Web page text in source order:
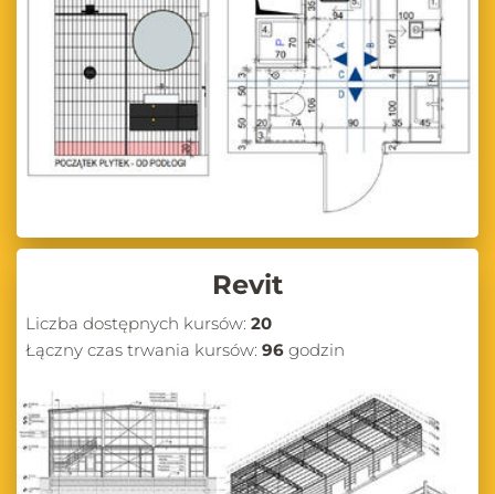
Revit
Liczba dostępnych kursów: 20
Łączny czas trwania kursów: 96 godzin